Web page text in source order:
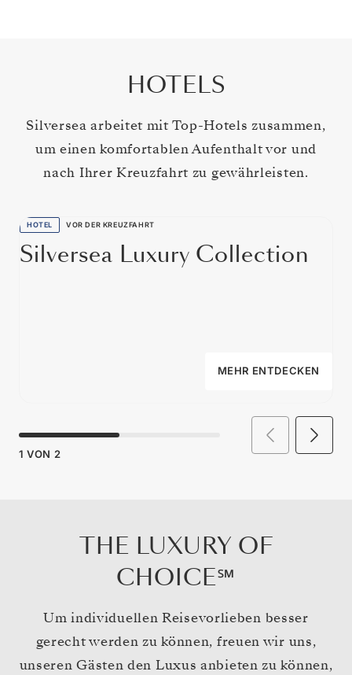
HOTELS
Silversea arbeitet mit Top-Hotels zusammen,
um einen komfortablen Aufenthalt vor und
nach Ihrer Kreuzfahrt zu gewährleisten.
HOTEL VOR DER KREUZFAHRT
Silversea Luxury Collection
MEHR ENTDECKEN
1 VON 2
THE LUXURY OF
CHOICE℠
Um individuellen Reisevorlieben besser
gerecht werden zu können, freuen wir uns,
unseren Gästen den Luxus anbieten zu können,